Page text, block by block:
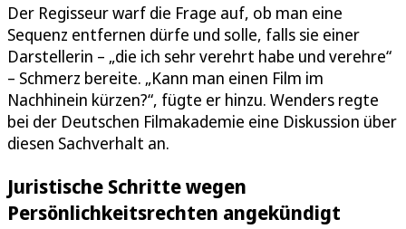
Der Regisseur warf die Frage auf, ob man eine
Sequenz entfernen dürfe und solle, falls sie einer
Darstellerin – „die ich sehr verehrt habe und verehre“
– Schmerz bereite. „Kann man einen Film im
Nachhinein kürzen?“, fügte er hinzu. Wenders regte
bei der Deutschen Filmakademie eine Diskussion über
diesen Sachverhalt an.
Juristische Schritte wegen
Persönlichkeitsrechten angekündigt